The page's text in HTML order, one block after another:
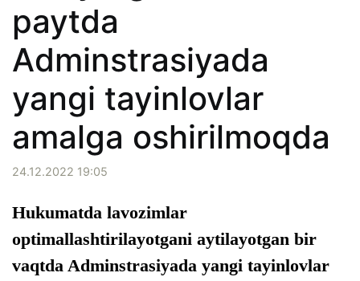
paytda
Adminstrasiyada
yangi tayinlovlar
amalga oshirilmoqda
24.12.2022 19:05
Hukumatda lavozimlar
optimallashtirilayotgani aytilayotgan bir
vaqtda Adminstrasiyada yangi tayinlovlar